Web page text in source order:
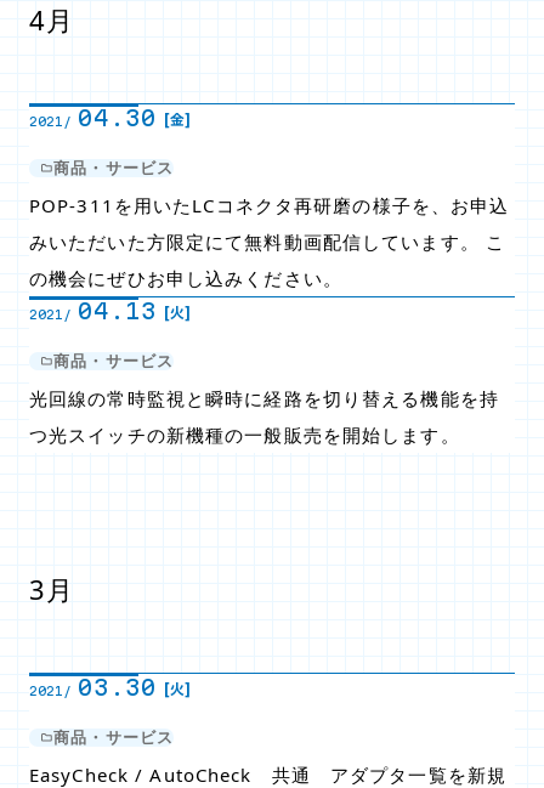
4月
2021/ 04.30 [金]
商品・サービス
POP-311を用いたLCコネクタ再研磨の様子を、お申込
みいただいた方限定にて無料動画配信しています。 こ
の機会にぜひお申し込みください。
2021/ 04.13 [火]
商品・サービス
光回線の常時監視と瞬時に経路を切り替える機能を持
つ光スイッチの新機種の一般販売を開始します。
3月
2021/ 03.30 [火]
商品・サービス
EasyCheck / AutoCheck 共通 アダプタ一覧を新規